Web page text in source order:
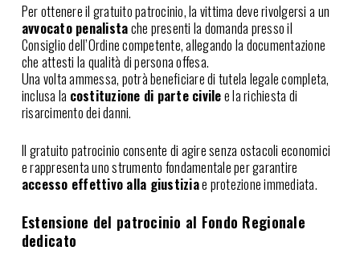
Per ottenere il gratuito patrocinio, la vittima deve rivolgersi a un
avvocato penalistache presenti la domanda presso il
Consiglio dell’Ordine competente, allegando la documentazione
che attesti la qualità di persona offesa.
Una volta ammessa, potrà beneficiare di tutela legale completa,
inclusa la costituzione di parte civilee la richiesta di
risarcimento dei danni.
Il gratuito patrocinio consente di agire senza ostacoli economici
e rappresenta uno strumento fondamentale per garantire
accesso effettivo alla giustiziae protezione immediata.
Estensione del patrocinio al Fondo Regionale
dedicato